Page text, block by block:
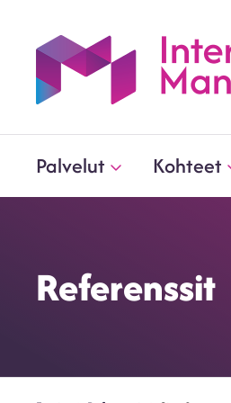
Palvelut Kohteet
Referenssit